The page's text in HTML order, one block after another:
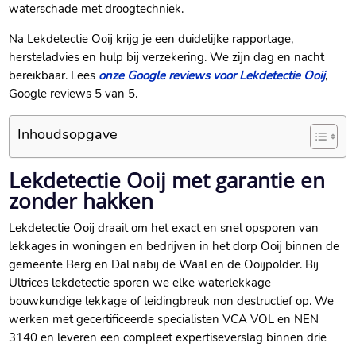
waterschade met droogtechniek.
Na Lekdetectie Ooij krijg je een duidelijke rapportage,
hersteladvies en hulp bij verzekering. We zijn dag en nacht
bereikbaar. Lees onze Google reviews voor Lekdetectie Ooij,
Google reviews 5 van 5.
Inhoudsopgave
Lekdetectie Ooij met garantie en
zonder hakken
Lekdetectie Ooij draait om het exact en snel opsporen van
lekkages in woningen en bedrijven in het dorp Ooij binnen de
gemeente Berg en Dal nabij de Waal en de Ooijpolder. Bij
Ultrices lekdetectie sporen we elke waterlekkage
bouwkundige lekkage of leidingbreuk non destructief op. We
werken met gecertificeerde specialisten VCA VOL en NEN
3140 en leveren een compleet expertiseverslag binnen drie